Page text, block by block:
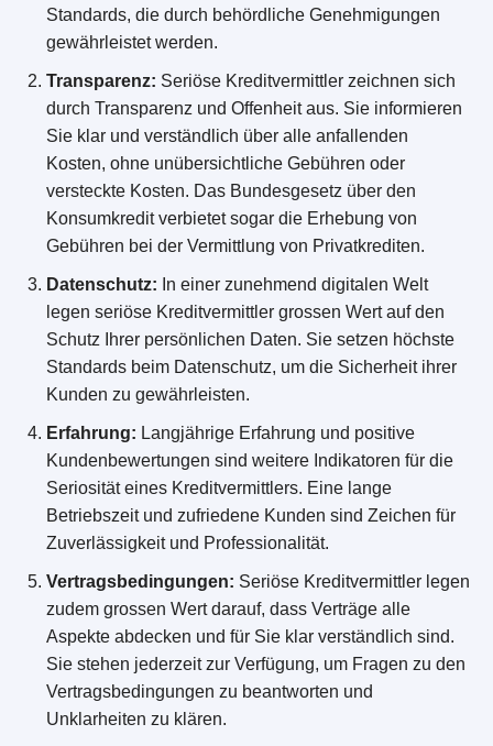
Standards, die durch behördliche Genehmigungen
gewährleistet werden.
Transparenz: Seriöse Kreditvermittler zeichnen sich
durch Transparenz und Offenheit aus. Sie informieren
Sie klar und verständlich über alle anfallenden
Kosten, ohne unübersichtliche Gebühren oder
versteckte Kosten. Das Bundesgesetz über den
Konsumkredit verbietet sogar die Erhebung von
Gebühren bei der Vermittlung von Privatkrediten.
Datenschutz: In einer zunehmend digitalen Welt
legen seriöse Kreditvermittler grossen Wert auf den
Schutz Ihrer persönlichen Daten. Sie setzen höchste
Standards beim Datenschutz, um die Sicherheit ihrer
Kunden zu gewährleisten.
Erfahrung: Langjährige Erfahrung und positive
Kundenbewertungen sind weitere Indikatoren für die
Seriosität eines Kreditvermittlers. Eine lange
Betriebszeit und zufriedene Kunden sind Zeichen für
Zuverlässigkeit und Professionalität.
Vertragsbedingungen: Seriöse Kreditvermittler legen
zudem grossen Wert darauf, dass Verträge alle
Aspekte abdecken und für Sie klar verständlich sind.
Sie stehen jederzeit zur Verfügung, um Fragen zu den
Vertragsbedingungen zu beantworten und
Unklarheiten zu klären.